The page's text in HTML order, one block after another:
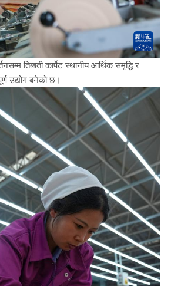
तिब्बती कार्पेट स्थानीय आर्थिक समृद्धि र
उद्योग बनेको छ।